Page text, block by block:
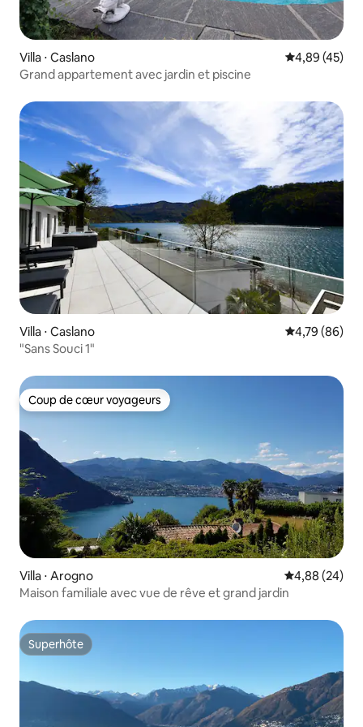
Villa ⋅ Caslano Évaluation
4,89 (45)
Grand appartement avec jardin et piscine
Villa ⋅ Caslano Évaluation
4,79 (86)
"Sans Souci 1"
Coup de cœur voyageurs
Coup de cœur voyageurs
Villa ⋅ Arogno Évaluation
4,88 (24)
Maison familiale avec vue de rêve et grand jardin
Superhôte
Superhôte